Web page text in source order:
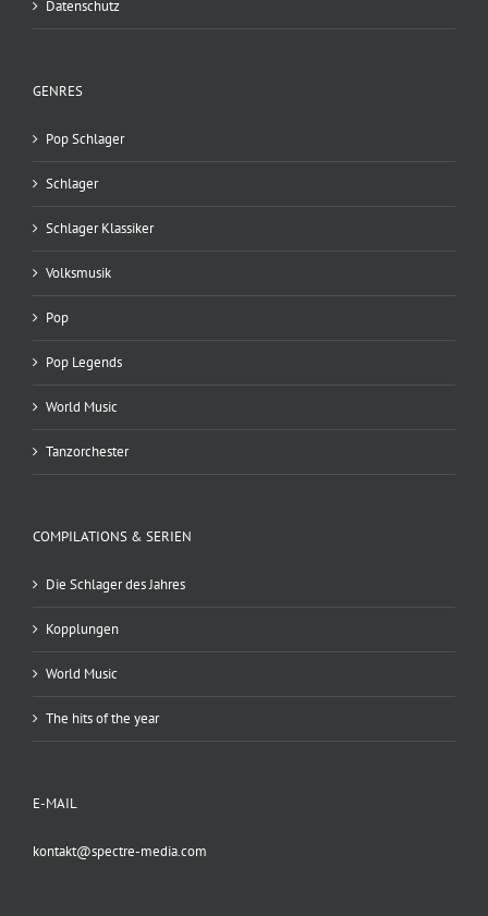
Datenschutz
GENRES
Pop Schlager
Schlager
Schlager Klassiker
Volksmusik
Pop
Pop Legends
World Music
Tanzorchester
COMPILATIONS & SERIEN
Die Schlager des Jahres
Kopplungen
World Music
The hits of the year
E-MAIL
kontakt@spectre-media.com